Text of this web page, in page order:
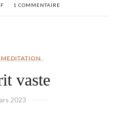
1 COMMENTAIRE
MEDITATION
vaste
2023